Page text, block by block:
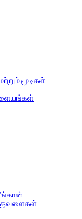
மூடிகள்
குவளைகள்